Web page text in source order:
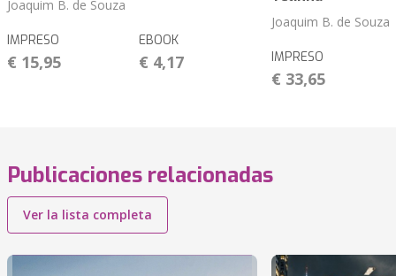
Joaquim B. de Souza
IMPRESO
€ 15,95
EBOOK
€ 4,17
Joaquim B. de Souza
IMPRESO
€ 33,65
Publicaciones relacionadas
Ver la lista completa